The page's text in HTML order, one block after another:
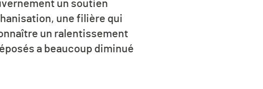
un soutien
une filière qui
un ralentissement
a beaucoup diminué